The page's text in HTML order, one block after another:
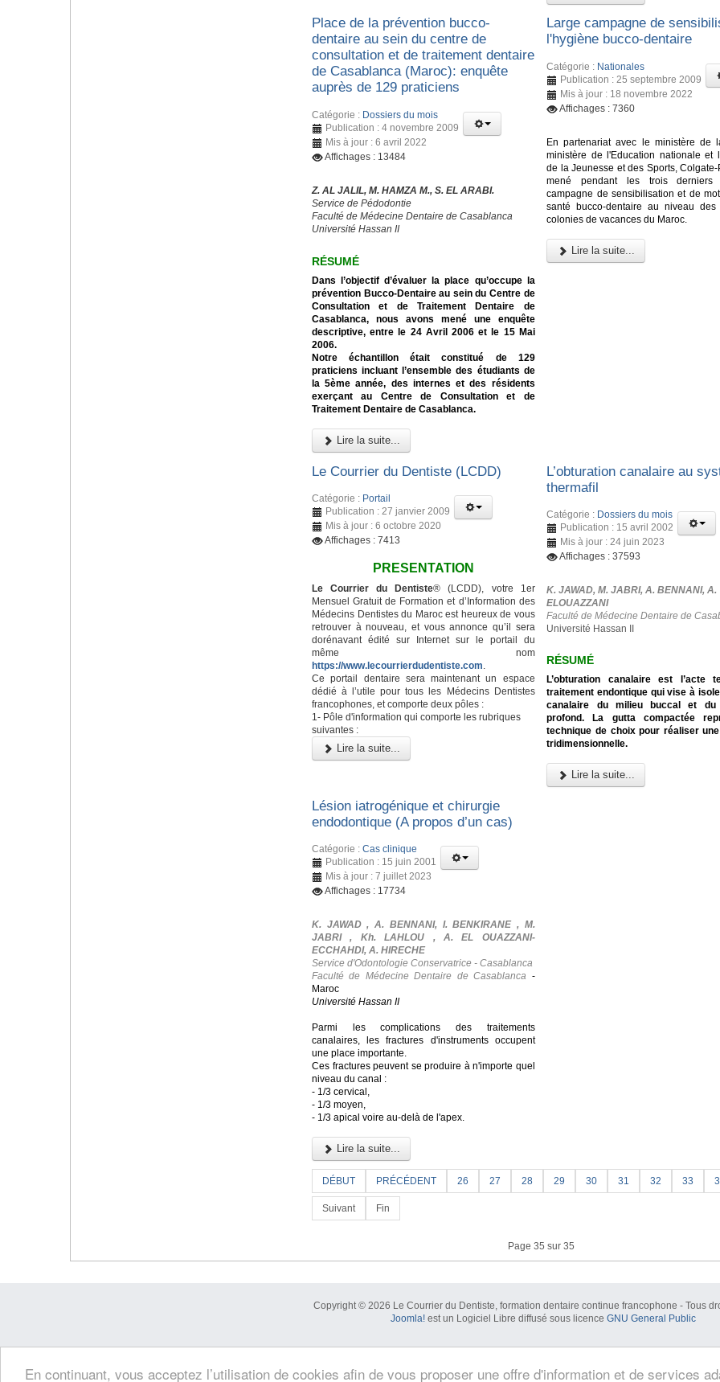
En continuant, vous acceptez l’utilisation de cookies afin de vous proposer une offre d'information et de services
Place de la prévention bucco-
dentaire au sein du centre de
consultation et de traitement dentaire
de Casablanca (Maroc): enquête
auprès de 129 praticiens
Catégorie : Dossiers du mois
Publication : 4 novembre 2009
Mis à jour : 6 avril 2022
Affichages : 13484
Z. AL JALIL, M. HAMZA M., S. EL ARABI.
Service de Pédodontie
Faculté de Médecine Dentaire de Casablanca
Université Hassan II
RÉSUMÉ
Dans l’objectif d’évaluer la place qu’occupe la
prévention Bucco-Dentaire au sein du Centre de
Consultation et de Traitement Dentaire de
Casablanca, nous avons mené une enquête
descriptive, entre le 24 Avril 2006 et le 15 Mai
2006.
Notre échantillon était constitué de 129
praticiens incluant l’ensemble des étudiants de
la 5ème année, des internes et des résidents
exerçant au Centre de Consultation et de
Traitement Dentaire de Casablanca.
Lire la suite...
Large campagne de
l'hygiène bucco-dentaire
Catégorie : Nationales
Publication : 25 septembre 2009
Mis à jour : 18 novembre 2022
Affichages : 7360
En partenariat avec le ministère de
ministère de l'Education nationale et
de la Jeunesse et des Sports,
mené pendant les trois derniers
campagne de sensibilisation et de
santé bucco-dentaire au niveau des
colonies de vacances du Maroc.
Lire la suite...
Le Courrier du Dentiste (LCDD)
Catégorie : Portail
Publication : 27 janvier 2009
Mis à jour : 6 octobre 2020
Affichages : 7413
PRESENTATION
Le Courrier du Dentiste® (LCDD), votre 1er
Mensuel Gratuit de Formation et d’Information des
Médecins Dentistes du Maroc est heureux de vous
retrouver à nouveau, et vous annonce qu’il sera
dorénavant édité sur Internet sur le portail du
même nom
https://www.lecourrierdudentiste.com
Ce portail dentaire sera maintenant un espace
dédié à l’utile pour tous les Médecins Dentistes
francophones, et comporte deux pôles :
1- Pôle d'information qui comporte les rubriques
suivantes :
Lire la suite...
L’obturation canalaire au
thermafil
Catégorie : Dossiers du mois
Publication : 15 avril 2002
Mis à jour : 24 juin 2023
Affichages : 37593
K. JAWAD, M. JABRI, A. BENNANI, A.
ELOUAZZANI
Faculté de Médecine Dentaire de
Université Hassan II
RÉSUMÉ
L’obturation canalaire est l’acte
traitement endontique qui vise à
canalaire du milieu buccal et du
profond. La gutta compactée
technique de choix pour réaliser
tridimensionnelle.
Lire la suite...
Lésion iatrogénique et chirurgie
endodontique (A propos d’un cas)
Catégorie : Cas clinique
Publication : 15 juin 2001
Mis à jour : 7 juillet 2023
Affichages : 17734
K. JAWAD , A. BENNANI, I. BENKIRANE , M.
JABRI , Kh. LAHLOU , A. EL OUAZZANI-
ECCHAHDI, A. HIRECHE
Service d'Odontologie Conservatrice - Casablanca
Faculté de Médecine Dentaire de Casablanca -
Maroc
Université Hassan II
Parmi les complications des traitements
canalaires, les fractures d'instruments occupent
une place importante.
Ces fractures peuvent se produire à n'importe quel
niveau du canal :
- 1/3 cervical,
- 1/3 moyen,
- 1/3 apical voire au-delà de l'apex.
Lire la suite...
DÉBUT PRÉCÉDENT 26 27 28 29 30 31 32 33
Suivant Fin
Page 35 sur 35
Copyright © 2026 Le Courrier du Dentiste, formation dentaire continue francophone - Tous
Joomla!est un Logiciel Libre diffusé sous licence GNU General Public